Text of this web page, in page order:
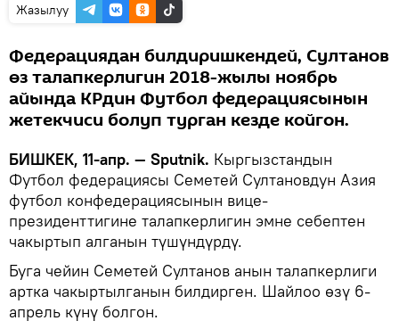
Жазылуу
Федерациядан билдиришкендей, Султанов
өз талапкерлигин 2018-жылы ноябрь
айында КРдин Футбол федерациясынын
жетекчиси болуп турган кезде койгон.
БИШКЕК, 11-апр. — Sputnik. Кыргызстандын
Футбол федерациясы Семетей Султановдун Азия
футбол конфедерациясынын вице-
президенттигине талапкерлигин эмне себептен
чакыртып алганын түшүндүрдү.
Буга чейин Семетей Султанов анын талапкерлиги
артка чакыртылганын билдирген. Шайлоо өзү 6-
апрель күнү болгон.